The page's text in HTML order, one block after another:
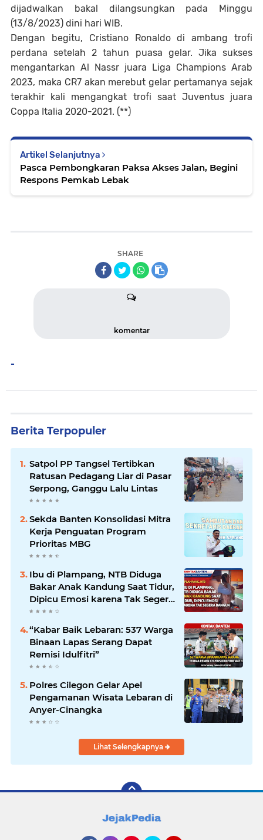
dijadwalkan bakal dilangsungkan pada Minggu
(13/8/2023) dini hari WIB.
Dengan begitu, Cristiano Ronaldo di ambang trofi
perdana setelah 2 tahun puasa gelar. Jika sukses
mengantarkan Al Nassr juara Liga Champions Arab
2023, maka CR7 akan merebut gelar pertamanya sejak
terakhir kali mengangkat trofi saat Juventus juara
Coppa Italia 2020-2021. (**)
Artikel Selanjutnya
Pasca Pembongkaran Paksa Akses Jalan, Begini
Respons Pemkab Lebak
SHARE
komentar
-
Berita Terpopuler
Satpol PP Tangsel Tertibkan
Ratusan Pedagang Liar di Pasar
Serpong, Ganggu Lalu Lintas
Sekda Banten Konsolidasi Mitra
Kerja Penguatan Program
Prioritas MBG
Ibu di Plampang, NTB Diduga
Bakar Anak Kandung Saat Tidur,
Dipicu Emosi karena Tak Segera
Bangun
“Kabar Baik Lebaran: 537 Warga
Binaan Lapas Serang Dapat
Remisi Idulfitri”
Polres Cilegon Gelar Apel
Pengamanan Wisata Lebaran di
Anyer-Cinangka
Lihat Selengkapnya